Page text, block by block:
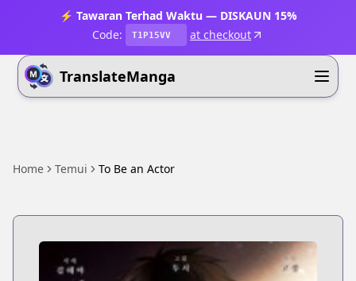
⚡ Tawaran Terhad Waktu — DISKAUN 15%
Code:
T1P15VV at checkout
TranslateManga
Home Temui To Be an Actor